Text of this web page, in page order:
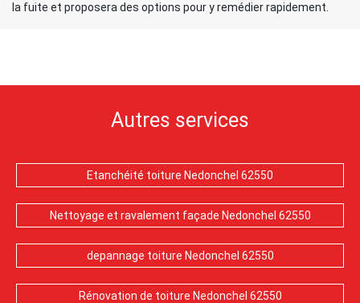
la fuite et proposera des options pour y remédier rapidement.
Autres services
Etanchéité toiture Nedonchel 62550
Nettoyage et ravalement façade Nedonchel 62550
depannage toiture Nedonchel 62550
Rénovation de toiture Nedonchel 62550